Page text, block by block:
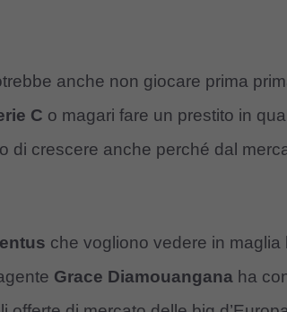
anche non giocare prima
C o magari fare un prestito in
di crescere anche perché dal
che vogliono vedere in maglia
Grace Diamouangana ha